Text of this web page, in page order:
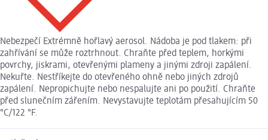
Nebezpečí Extrémně hořlavý aerosol. Nádoba je pod tlakem: při
zahřívání se může roztrhnout. Chraňte před teplem, horkými
povrchy, jiskrami, otevřenými plameny a jinými zdroji zapálení.
Nekuřte. Nestříkejte do otevřeného ohně nebo jiných zdrojů
zapálení. Nepropichujte nebo nespalujte ani po použití. Chraňte
před slunečním zářením. Nevystavujte teplotám přesahujícím 50
°C/122 °F.